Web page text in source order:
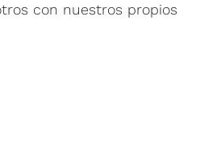
con nuestros propios